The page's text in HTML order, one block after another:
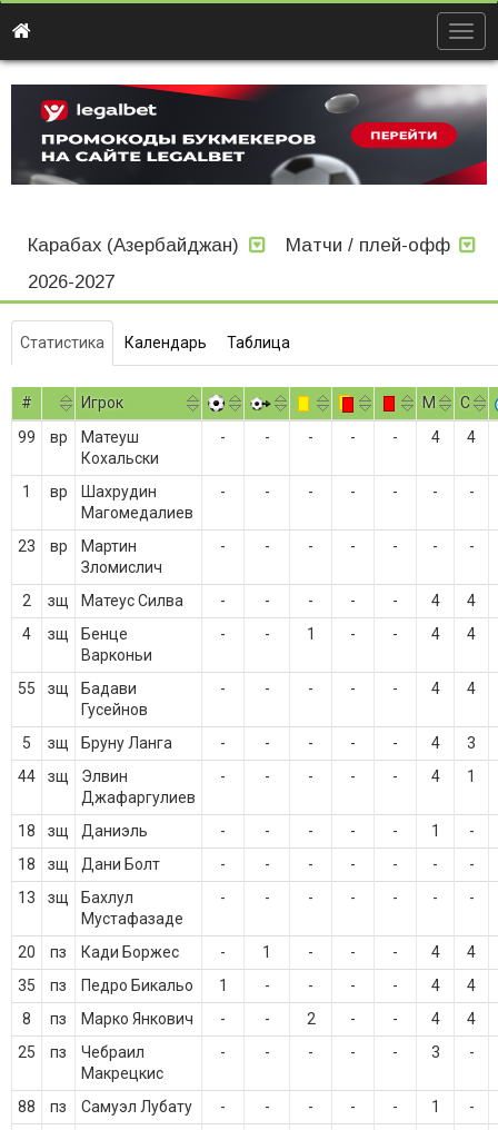
Карабах (Азербайджан)
Матчи / плей-офф
2026-2027
Статистика Календарь Таблица
# Игрок M
С
99
вр
Матеуш
Кохальски
- - - - - 4 4
1 вр
Шахрудин
Магомедалиев
- - - - - - -
23 вр
Мартин
Зломислич
- - - - - - -
2 зщ Матеус Силва - - - - - 4
4
4
зщ
Бенце
Варконьи
- - 1 - - 4 4
55 зщ
Бадави
Гусейнов
- - - - - 4 4
5 зщ Бруну Ланга - - - - - 4
3
44
зщ
Элвин
Джафаргулиев
- - - - - 4 1
18 зщ Даниэль - - - - - 1
-
18
зщ Дани Болт - - - - - -
-
13
зщ
Бахлул
Мустафазаде
- - - - - - -
20 пз Кади Боржес - 1 - - - 4
4
35
пз Педро Бикальо 1 - - - - 4
4
8
пз Марко Янкович - - 2 - - 4
4
25
пз
Чебраил
Макрецкис
- - - - - 3 -
88 пз Самуэл Лубату - - - - - 1
-